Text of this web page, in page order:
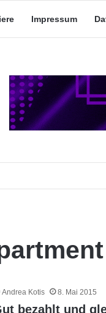
Impressum
die akademische
Andrea Kotis 8. Mai 2015
bezahlt und